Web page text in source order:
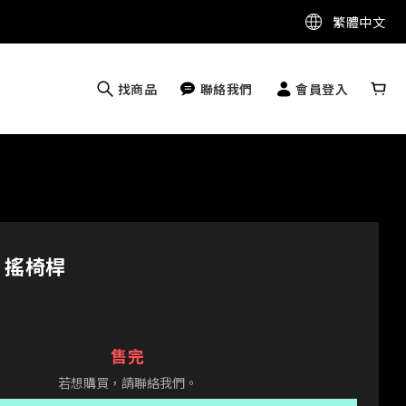
繁體中文
找商品 聯絡我們 會員登入
椅桿
售完
若想購買，請聯絡我們。